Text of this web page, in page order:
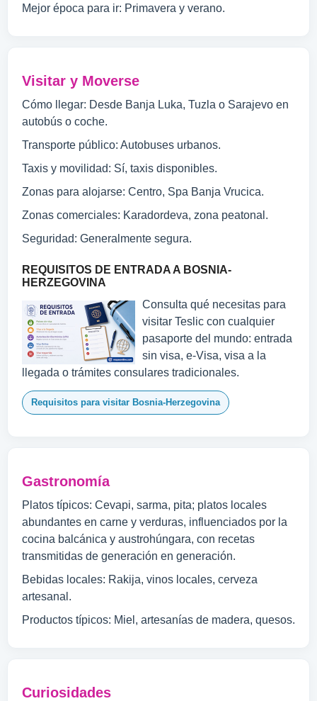
Mejor época para ir: Primavera y verano.
Visitar y Moverse
Cómo llegar: Desde Banja Luka, Tuzla o Sarajevo en
autobús o coche.
Transporte público: Autobuses urbanos.
Taxis y movilidad: Sí, taxis disponibles.
Zonas para alojarse: Centro, Spa Banja Vrucica.
Zonas comerciales: Karadordeva, zona peatonal.
Seguridad: Generalmente segura.
REQUISITOS DE ENTRADA A BOSNIA-
HERZEGOVINA
Consulta qué necesitas para
visitar Teslic con cualquier
pasaporte del mundo: entrada
sin visa, e-Visa, visa a la
llegada o trámites consulares tradicionales.
Requisitos para visitar Bosnia-Herzegovina
Gastronomía
Platos típicos: Cevapi, sarma, pita; platos locales
abundantes en carne y verduras, influenciados por la
cocina balcánica y austrohúngara, con recetas
transmitidas de generación en generación.
Bebidas locales: Rakija, vinos locales, cerveza
artesanal.
Productos típicos: Miel, artesanías de madera, quesos.
Curiosidades